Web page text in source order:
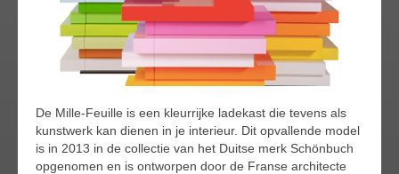
De Mille-Feuille is een kleurrijke ladekast die tevens als
kunstwerk kan dienen in je interieur. Dit opvallende model
is in 2013 in de collectie van het Duitse merk Schönbuch
opgenomen en is ontworpen door de Franse architecte